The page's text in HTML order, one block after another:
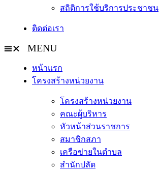
สถิติการใช้บริการประชาชน
ติดต่อเรา
หน้าแรก
โครงสร้างหน่วยงาน
โครงสร้างหน่วยงาน
คณะผู้บริหาร
หัวหน้าส่วนราชการ
สมาชิกสภา
เครือข่ายในตำบล
สำนักปลัด